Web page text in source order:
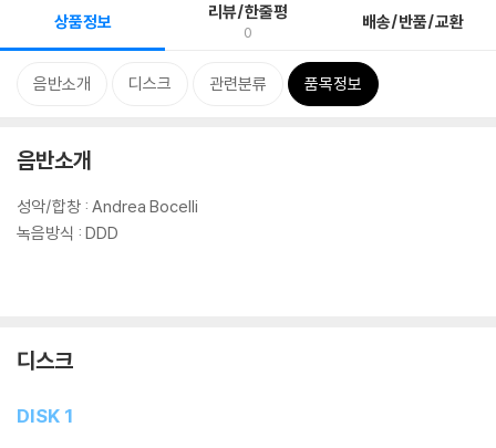
상품정보 리뷰/한줄평
0 배송/반품/교환
음반소개 디스크 관련분류 품목정보
음반소개
성악/합창 : Andrea Bocelli
녹음방식 : DDD
디스크
DISK 1